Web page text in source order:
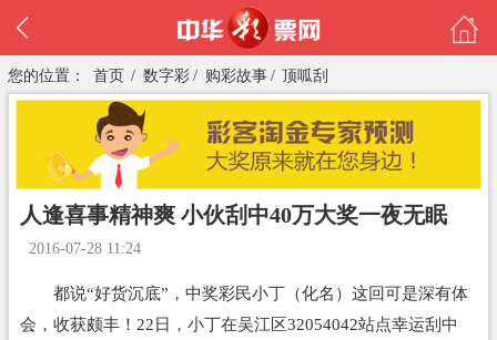
您的位置： 首页 / 数字彩 / 购彩故事 / 顶呱刮
人逢喜事精神爽 小伙刮中40万大奖一夜无眠
2016-07-28 11:24
都说“好货沉底”，中奖彩民小丁（化名）这回可是深有体
会，收获颇丰！22日，小丁在吴江区32054042站点幸运刮中